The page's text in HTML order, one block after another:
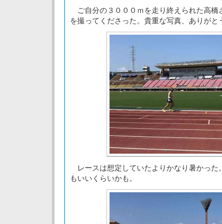
ご自分の３０００ｍを走り終えられた高橋
を撮ってくださった。貴重な写真、ありがと
レースは想定していたよりかなり暑かった
もいいくらいかも。